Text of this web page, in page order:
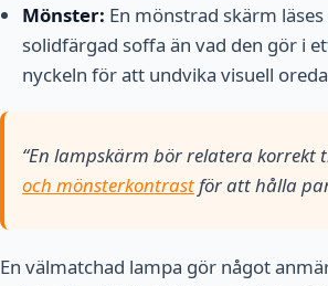
Mönster: En mönstrad skärm
solidfärgad soffa än vad den gör i
nyckeln för att undvika visuell
“En lampskärm bör relatera
och mönsterkontrastför att hålla
En välmatchad lampa gör något